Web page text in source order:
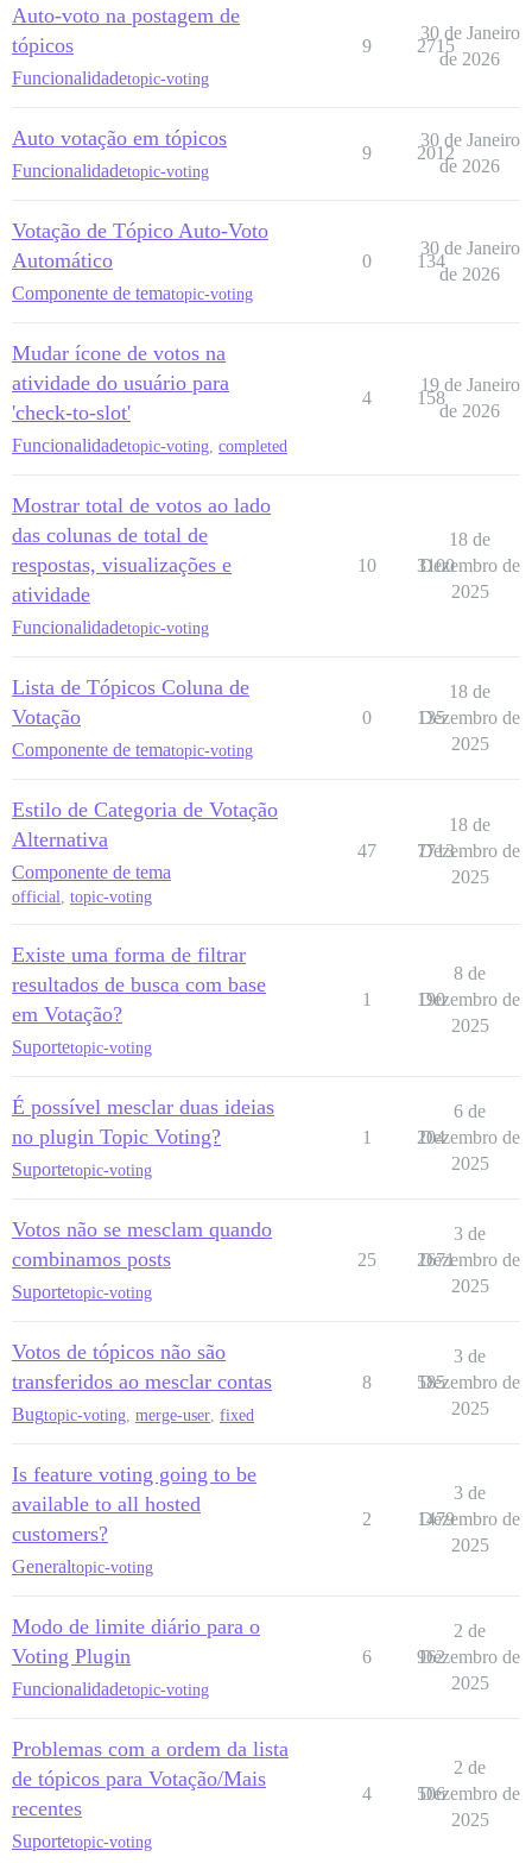
Auto-voto na postagem de
tópicos
Funcionalidadetopic-voting
9 2715
30 de Janeiro
de 2026
Auto votação em tópicos
Funcionalidadetopic-voting
9 2012
30 de Janeiro
de 2026
Votação de Tópico Auto-Voto
Automático
Componente de tematopic-voting
0 134
30 de Janeiro
de 2026
Mudar ícone de votos na
atividade do usuário para
'check-to-slot'
Funcionalidadetopic-voting completed
4 158
19 de Janeiro
de 2026
Mostrar total de votos ao lado
das colunas de total de
respostas, visualizações e
atividade
Funcionalidadetopic-voting
10 3100
18 de
Dezembro de
2025
Lista de Tópicos Coluna de
Votação
Componente de tematopic-voting
0 135
18 de
Dezembro de
2025
Estilo de Categoria de Votação
Alternativa
Componente de tema
official, topic-voting
47 7713
18 de
Dezembro de
2025
Existe uma forma de filtrar
resultados de busca com base
em Votação?
Suportetopic-voting
1 190
8 de
Dezembro de
2025
É possível mesclar duas ideias
no plugin Topic Voting?
Suportetopic-voting
1 204
6 de
Dezembro de
2025
Votos não se mesclam quando
combinamos posts
Suportetopic-voting
25 2671
3 de
Dezembro de
2025
Votos de tópicos não são
transferidos ao mesclar contas
Bugtopic-voting merge-user fixed
8 585
3 de
Dezembro de
2025
Is feature voting going to be
available to all hosted
customers?
Generaltopic-voting
2 1479
3 de
Dezembro de
2025
Modo de limite diário para o
Voting Plugin
Funcionalidadetopic-voting
6 962
2 de
Dezembro de
2025
Problemas com a ordem da lista
de tópicos para Votação/Mais
recentes
Suportetopic-voting
4 506
2 de
Dezembro de
2025